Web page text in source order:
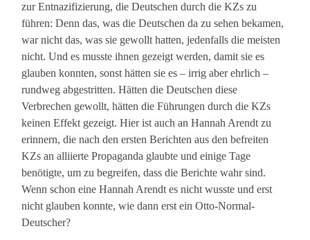
zur Entnazifizierung, die Deutschen durch die KZs zu
führen: Denn das, was die Deutschen da zu sehen bekamen,
war nicht das, was sie gewollt hatten, jedenfalls die meisten
nicht. Und es musste ihnen gezeigt werden, damit sie es
glauben konnten, sonst hätten sie es – irrig aber ehrlich –
rundweg abgestritten. Hätten die Deutschen diese
Verbrechen gewollt, hätten die Führungen durch die KZs
keinen Effekt gezeigt. Hier ist auch an Hannah Arendt zu
erinnern, die nach den ersten Berichten aus den befreiten
KZs an alliierte Propaganda glaubte und einige Tage
benötigte, um zu begreifen, dass die Berichte wahr sind.
Wenn schon eine Hannah Arendt es nicht wusste und erst
nicht glauben konnte, wie dann erst ein Otto-Normal-
Deutscher?